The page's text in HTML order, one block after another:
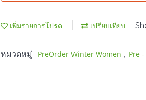
เพิ่มรายการโปรด เปรียบเทียบ
หมวดหมู่ : PreOrder Winter Women Pre